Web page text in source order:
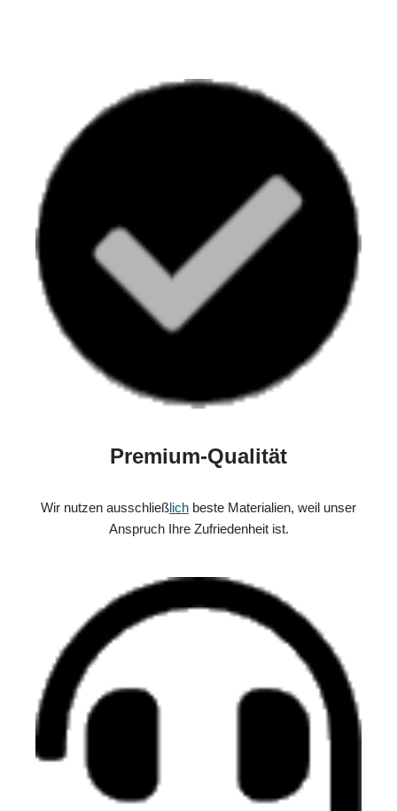
Premium-Qualität
Wir nutzen ausschließlich beste Materialien, weil unser
Anspruch Ihre Zufriedenheit ist.